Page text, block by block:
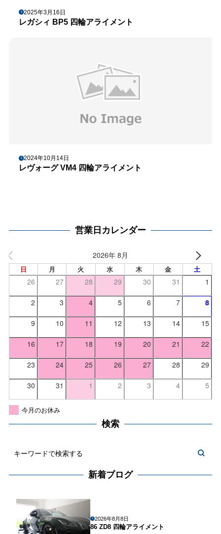
2025年3月16日
レガシィ BP5 四輪アライメント
2024年10月14日
レヴォーグ VM4 四輪アライメント
営業日カレンダー
2026年 8月
日 月 火 水 木 金 土
26 27 28 29 30 31 1
2 3 4 5 6 7 8
9 10 11 12 13 14 15
16 17 18 19 20 21 22
23 24 25 26 27 28 29
30 31 1 2 3 4 5
今月のお休み
検索
新着ブログ
2026年8月8日
86 ZD8 四輪アライメント